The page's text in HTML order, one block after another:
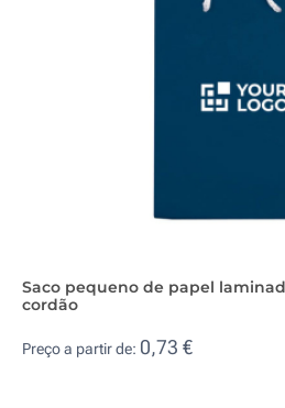
Saco pequeno de papel
cordão
Preço a partir de: 0,73 €